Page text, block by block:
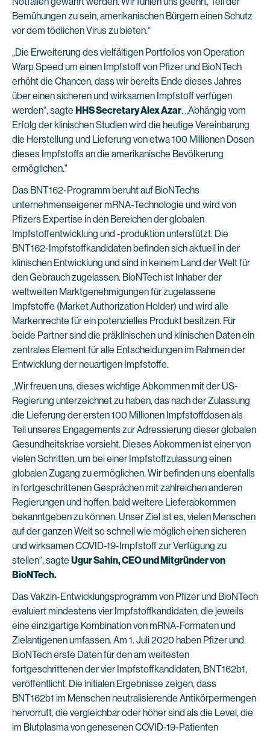
Bemühungen zu sein, amerikanischen Bürgern einen Schutz
vor dem tödlichen Virus zu bieten.“
„Die Erweiterung des vielfältigen Portfolios von Operation
Warp Speed um einen Impfstoff von Pfizer und BioNTech
erhöht die Chancen, dass wir bereits Ende dieses Jahres
über einen sicheren und wirksamen Impfstoff verfügen
werden“, sagte HHS Secretary Alex Azar. „Abhängig vom
Erfolg der klinischen Studien wird die heutige Vereinbarung
die Herstellung und Lieferung von etwa 100 Millionen Dosen
dieses Impfstoffs an die amerikanische Bevölkerung
ermöglichen."
Das BNT162-Programm beruht auf BioNTechs
unternehmenseigener mRNA-Technologie und wird von
Pfizers Expertise in den Bereichen der globalen
Impfstoffentwicklung und -produktion unterstützt. Die
BNT162-Impfstoffkandidaten befinden sich aktuell in der
klinischen Entwicklung und sind in keinem Land der Welt für
den Gebrauch zugelassen. BioNTech ist Inhaber der
weltweiten Marktgenehmigungen für zugelassene
Impfstoffe (Market Authorization Holder) und wird alle
Markenrechte für ein potenzielles Produkt besitzen. Für
beide Partner sind die präklinischen und klinischen Daten ein
zentrales Element für alle Entscheidungen im Rahmen der
Entwicklung der neuartigen Impfstoffe.
„Wir freuen uns, dieses wichtige Abkommen mit der US-
Regierung unterzeichnet zu haben, das nach der Zulassung
die Lieferung der ersten 100 Millionen Impfstoffdosen als
Teil unseres Engagements zur Adressierung dieser globalen
Gesundheitskrise vorsieht. Dieses Abkommen ist einer von
vielen Schritten, um bei einer Impfstoffzulassung einen
globalen Zugang zu ermöglichen. Wir befinden uns ebenfalls
in fortgeschrittenen Gesprächen mit zahlreichen anderen
Regierungen und hoffen, bald weitere Lieferabkommen
bekanntgeben zu können. Unser Ziel ist es, vielen Menschen
auf der ganzen Welt so schnell wie möglich einen sicheren
und wirksamen COVID-19-Impfstoff zur Verfügung zu
stellen“, sagte Ugur Sahin, CEO und Mitgründer von
BioNTech.
Das Vakzin-Entwicklungsprogramm von Pfizer und BioNTech
evaluiert mindestens vier Impfstoffkandidaten, die jeweils
eine einzigartige Kombination von mRNA-Formaten und
Zielantigenen umfassen. Am 1. Juli 2020 haben Pfizer und
BioNTech erste Daten für den am weitesten
fortgeschrittenen der vier Impfstoffkandidaten, BNT162b1,
veröffentlicht. Die initialen Ergebnisse zeigen, dass
BNT162b1 im Menschen neutralisierende Antikörpermengen
hervorruft, die vergleichbar oder höher sind als die Level, die
im Blutplasma von genesenen COVID-19-Patienten